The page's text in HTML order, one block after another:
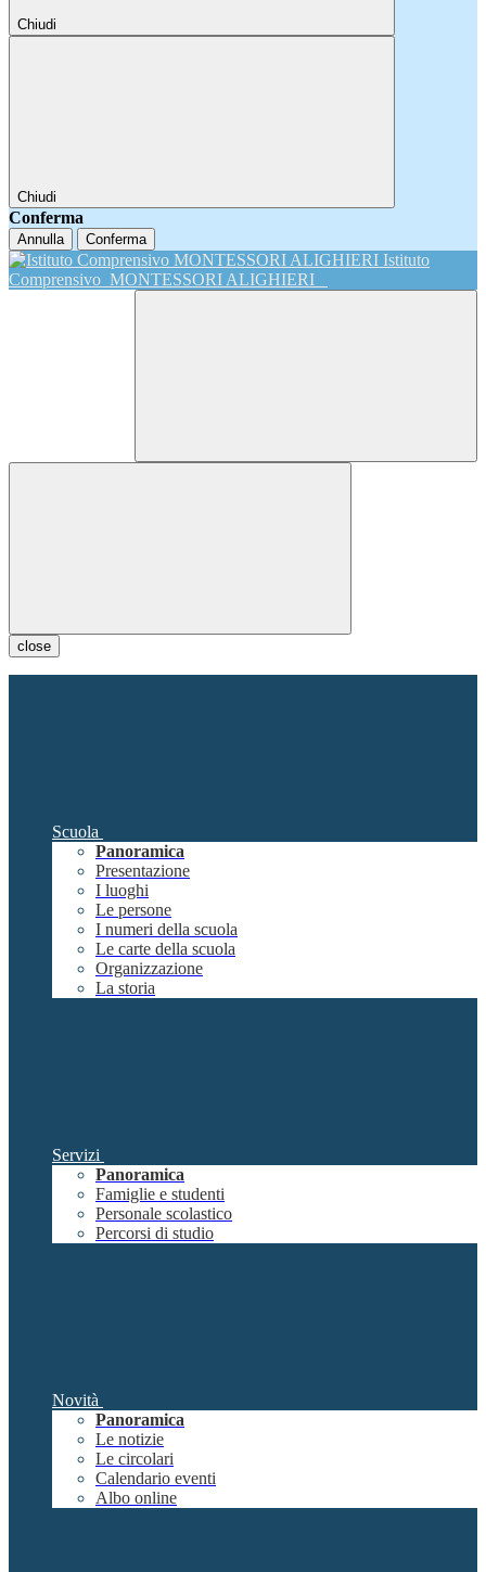
Chiudi
Chiudi
Conferma
Annulla Conferma
Istituto
Comprensivo MONTESSORI ALIGHIERI
close
Scuola
Panoramica
Presentazione
I luoghi
Le persone
I numeri della scuola
Le carte della scuola
Organizzazione
La storia
Servizi
Panoramica
Famiglie e studenti
Personale scolastico
Percorsi di studio
Novità
Panoramica
Le notizie
Le circolari
Calendario eventi
Albo online